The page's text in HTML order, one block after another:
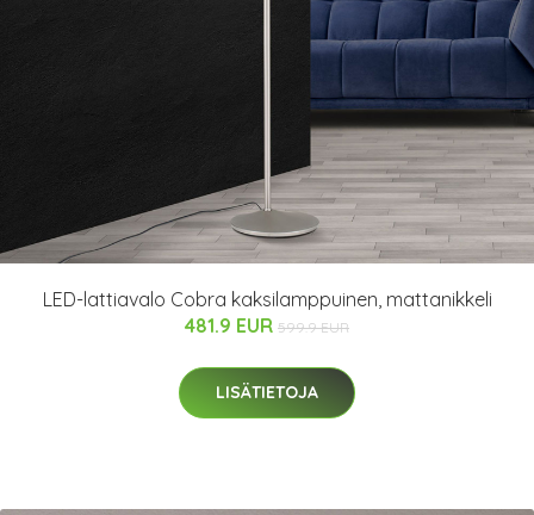
LED-lattiavalo Cobra kaksilamppuinen, mattanikkeli
481.9 EUR 599.9 EUR
LISÄTIETOJA